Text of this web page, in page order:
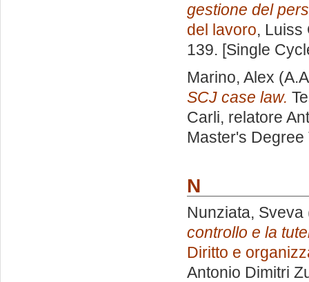
gestione del
del lavoro, Luiss
139. [Single
Marino, Alex
SCJ case law.
Carli, relatore
Master's Degree
N
Nunziata, Sveva
controllo e la
Diritto e
Antonio Dimitri